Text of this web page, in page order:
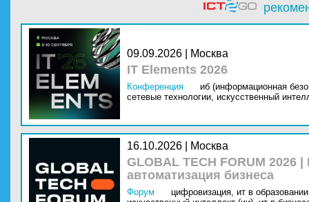
09.09.2026 | Москва
IT Elements 2026
Конференция
иб (информационная
сетевые технологии, искусственный
16.10.2026 | Москва
GLOBAL TECH FORUM
автоматизация бизнеса
Форум цифровизация, ит в